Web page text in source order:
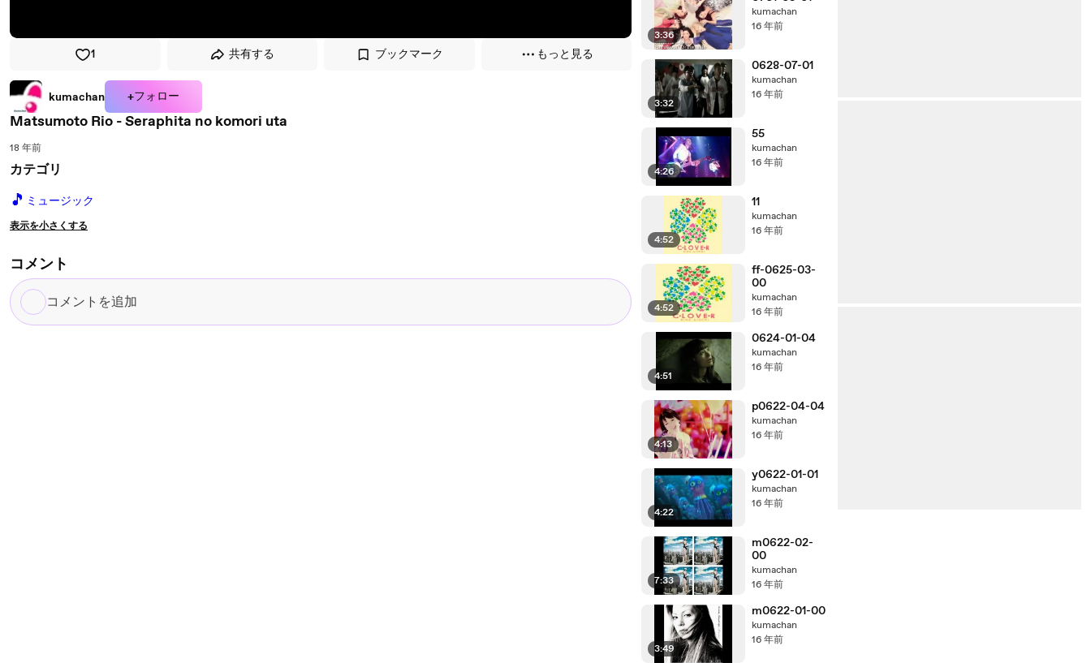
1 共有する ブックマーク もっと見る
kumachan +フォロー
Matsumoto Rio - Seraphita no komori uta
18 年前
カテゴリ
🎵 ミュージック
表示を小さくする
コメント
コ
メ
3:36
kumachan
16 年前
3:32
0628-07-01
kumachan
16 年前
4:26
55
kumachan
16 年前
4:52
11
kumachan
16 年前
4:52
ff-0625-03-
00
kumachan
16 年前
4:51
0624-01-04
kumachan
16 年前
4:13
p0622-04-04
kumachan
16 年前
4:22
y0622-01-01
kumachan
16 年前
7:33
m0622-02-
00
kumachan
16 年前
3:49
m0622-01-00
kumachan
16 年前